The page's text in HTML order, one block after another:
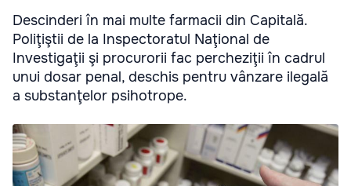
Descinderi în mai multe farmacii din Capitală.
Poliţiştii de la Inspectoratul Naţional de
Investigaţii şi procurorii fac percheziţii în cadrul
unui dosar penal, deschis pentru vânzare ilegală
a substanţelor psihotrope.